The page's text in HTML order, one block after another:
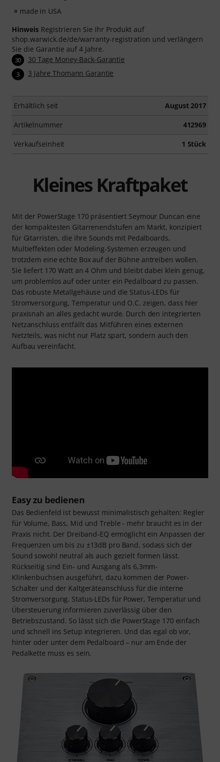
made in USA
Hinweis Registrieren Sie Ihr Produkt auf
shop.warwick.de/de/warranty-registration und verlängern
Sie die Garantie auf 4 Jahre.
30 30 Tage Money-Back-Garantie
3 3 Jahre Thomann Garantie
Erhältlich seit August 2017
Artikelnummer 412969
Verkaufseinheit 1 Stück
Kleines Kraftpaket
Mit der PowerStage 170 präsentiert Seymour Duncan eine
der kompaktesten Gitarrenendstufen am Markt, konzipiert
für Gitarristen, die ihre Sounds mit Pedalboards,
Multieffekten oder Modeling-Systemen erzeugen und
trotzdem eine echte Box auf der Bühne antreiben wollen.
Sie liefert 170 Watt an 4 Ohm und bleibt dabei klein genug,
um problemlos auf oder unter ein Pedalboard zu passen.
Das robuste Metallgehäuse und die Status-LEDs für
Stromversorgung, Temperatur und O.C. zeigen, dass hier
praxisnah an alles gedacht wurde. Durch den integrierten
Netzanschluss entfällt das Mitführen eines externen
Netzteils, was nicht nur Platz spart, sondern auch den
Aufbau vereinfacht.
Easy zu bedienen
Das Bedienfeld ist bewusst minimalistisch gehalten: Regler
für Volume, Bass, Mid und Treble - mehr braucht es in der
Praxis nicht. Der Dreiband-EQ ermöglicht ein Anpassen der
Frequenzen um bis zu ±13dB pro Band, sodass sich der
Sound sowohl neutral als auch gezielt formen lässt.
Rückseitig sind Ein- und Ausgang als 6,3mm-
Klinkenbuchsen ausgeführt, dazu kommen der Power-
Schalter und der Kaltgeräteanschluss für die interne
Stromversorgung. Status-LEDs für Power, Temperatur und
Übersteuerung informieren zuverlässig über den
Betriebszustand. So lässt sich die PowerStage 170 einfach
und schnell ins Setup integrieren. Und das egal ob vor,
hinter oder unter dem Pedalboard – nur am Ende der
Pedalkette muss es sein.